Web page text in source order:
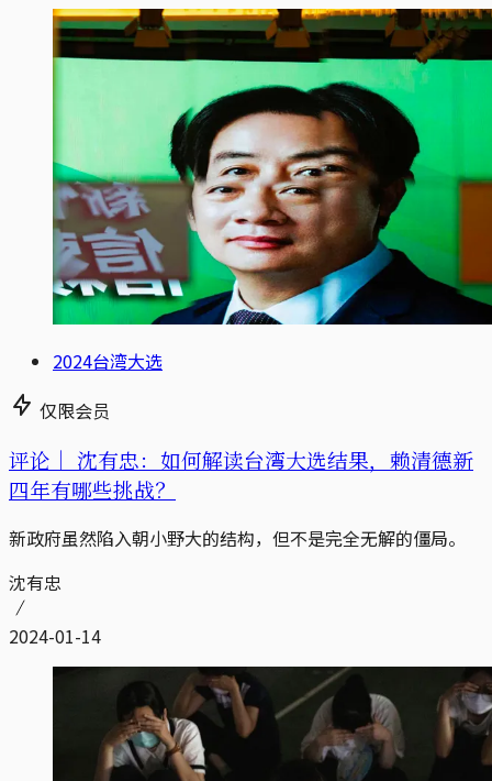
2024台湾大选
仅限会员
评论｜ 沈有忠：如何解读台湾大选结果，赖清德新
四年有哪些挑战？
新政府虽然陷入朝小野大的结构，但不是完全无解的僵局。
沈有忠
2024-01-14